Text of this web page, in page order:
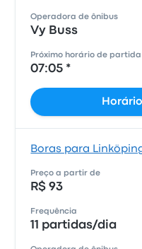
Operadora de ônibus
Vy Buss
Próximo horário de partida
07:05 *
Boras para
Preço a partir de
R$ 93
Frequência
11 partidas/dia